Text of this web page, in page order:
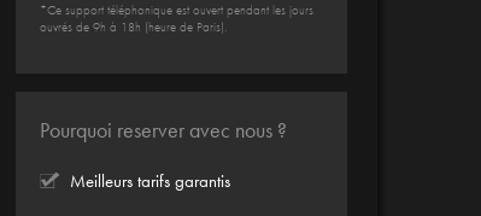
*Ce support téléphonique est ouvert pendant les jours
ouvrés de 9h à 18h (heure de Paris).
Pourquoi reserver avec nous ?
Meilleurs tarifs garantis